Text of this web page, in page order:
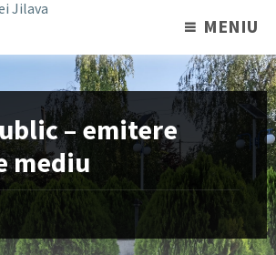
MENIU
– emitere
mediu